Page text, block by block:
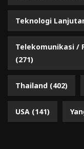
Teknologi
Telekomunikasi /
(271)
Thailand (402)
USA (141)